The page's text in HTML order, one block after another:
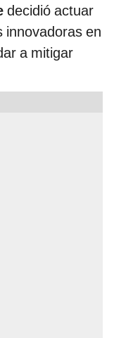
decidió actuar
innovadoras en
a mitigar